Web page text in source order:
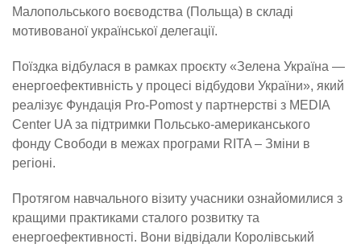
Малопольського воєводства (Польща) в складі
мотивованої української делегації.
Поїздка відбулася в рамках проєкту «Зелена Україна —
енергоефективність у процесі відбудови України», який
реалізує Фундація Pro-Pomost у партнерстві з MEDIA
Center UA за підтримки Польсько-американського
фонду Свободи в межах програми RITA – Зміни в
регіоні.
Протягом навчального візиту учасники ознайомилися з
кращими практиками сталого розвитку та
енергоефективності. Вони відвідали Королівський